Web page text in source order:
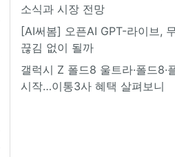
소식과 시장 전망
[AI써봄] 오픈AI GPT-라이브,
끊김 없이 될까
갤럭시 Z 폴드8 울트라·폴드8·
시작…이통3사 혜택 살펴보니